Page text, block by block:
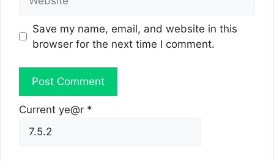
Save my name, email, and website in this
browser for the next time I comment.
Current ye@r *